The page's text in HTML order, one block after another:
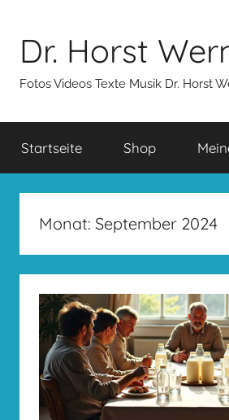
springen
Dr. Horst
Fotos Videos Texte Musik Dr. Horst
Startseite Shop
Monat: September 2024